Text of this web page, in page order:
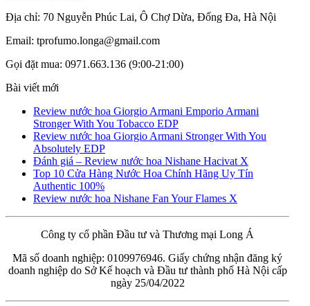
Địa chỉ: 70 Nguyễn Phúc Lai, Ô Chợ Dừa, Đống Đa, Hà Nội
Email: tprofumo.longa@gmail.com
Gọi đặt mua: 0971.663.136 (9:00-21:00)
Bài viết mới
Review nước hoa Giorgio Armani Emporio Armani
Stronger With You Tobacco EDP
Review nước hoa Giorgio Armani Stronger With You
Absolutely EDP
Đánh giá – Review nước hoa Nishane Hacivat X
Top 10 Cửa Hàng Nước Hoa Chính Hãng Uy Tín
Authentic 100%
Review nước hoa Nishane Fan Your Flames X
Công ty cổ phần Đầu tư và Thương mại Long Á
Mã số doanh nghiệp: 0109976946. Giấy chứng nhận đăng ký
doanh nghiệp do Sở Kế hoạch và Đầu tư thành phố Hà Nội cấp
ngày 25/04/2022